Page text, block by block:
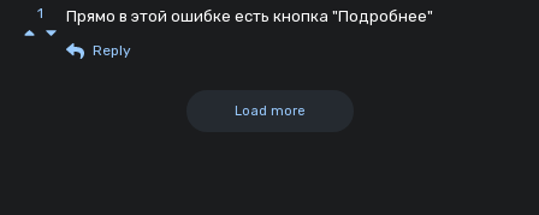
1 Прямо в этой ошибке есть кнопка "Подробнее"
Reply
Load more